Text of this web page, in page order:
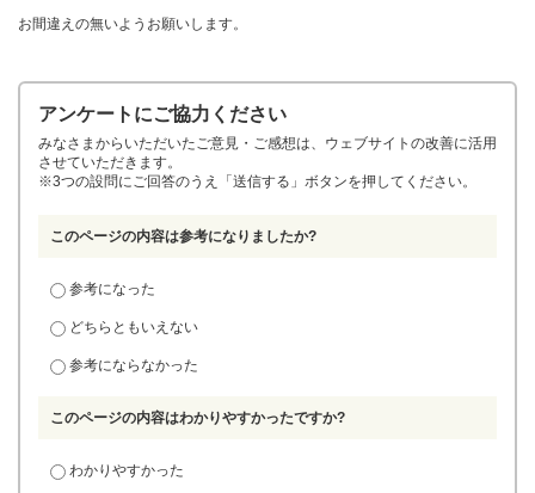
お間違えの無いようお願いします。
アンケートにご協力ください
みなさまからいただいたご意見・ご感想は、ウェブサイトの改善に活用
させていただきます。
※3つの設問にご回答のうえ「送信する」ボタンを押してください。
このページの内容は参考になりましたか?
参考になった
どちらともいえない
参考にならなかった
このページの内容はわかりやすかったですか?
わかりやすかった